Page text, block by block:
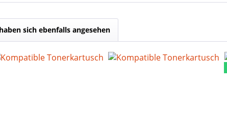
sich ebenfalls angesehen